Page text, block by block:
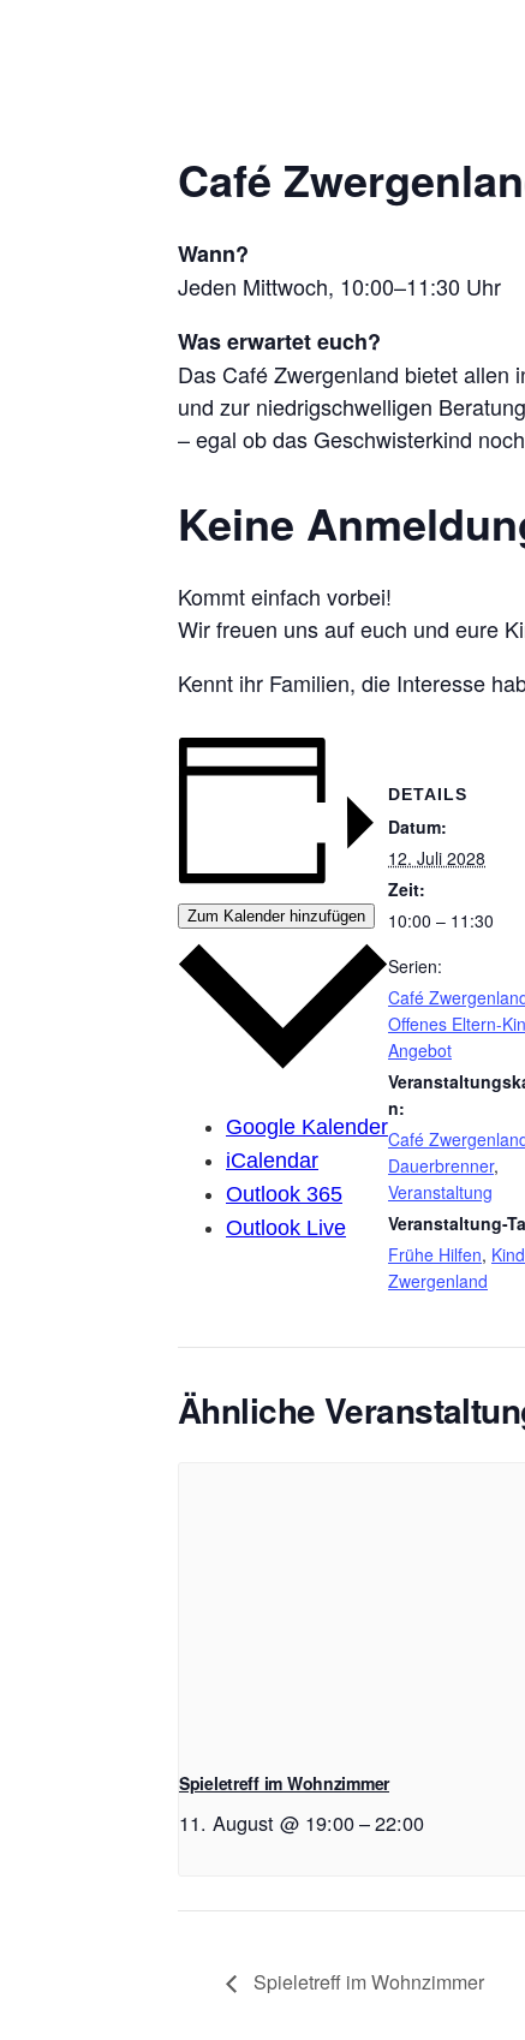
Café
Wann?
Jeden Mittwoch, 10:00–11:30 Uhr
Was erwartet euch?
Das Café Zwergenland bietet allen
und zur niedrigschwelligen
– egal ob das Geschwisterkind
Keine
Kommt einfach vorbei!
Wir freuen uns auf euch und eure
Kennt ihr Familien, die Interesse
Zum Kalender hinzufügen
Google Kalender
iCalendar
Outlook 365
Outlook Live
DETAILS
Datum:
12. Juli 2028
Zeit:
10:00 – 11:30
Serien:
Café
Offenes Eltern-
Angebot
n:
Café
Dauerbrenner,
Veranstaltung
Veranstaltung-
Frühe Hilfen,
Zwergenland
Ähnliche
Spieletreff im Wohnzimmer
11. August @ 19:00–22:00
Spieletreff im Wohnzimmer